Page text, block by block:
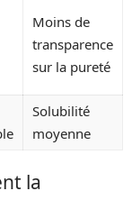
Moins de
transparence
sur la pureté
Solubilité
moyenne
la